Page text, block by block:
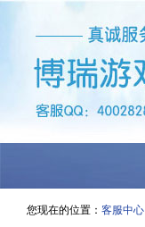
您现在的位置： 客服中心